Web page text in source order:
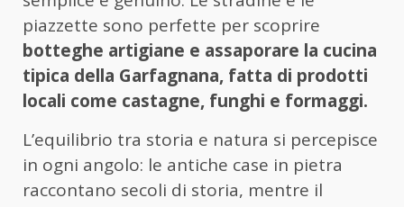
piazzette sono perfette per scoprire
botteghe artigiane e assaporare la cucina
tipica della Garfagnana, fatta di prodotti
locali come castagne, funghi e formaggi.
L’equilibrio tra storia e natura si percepisce
in ogni angolo: le antiche case in pietra
raccontano secoli di storia, mentre il